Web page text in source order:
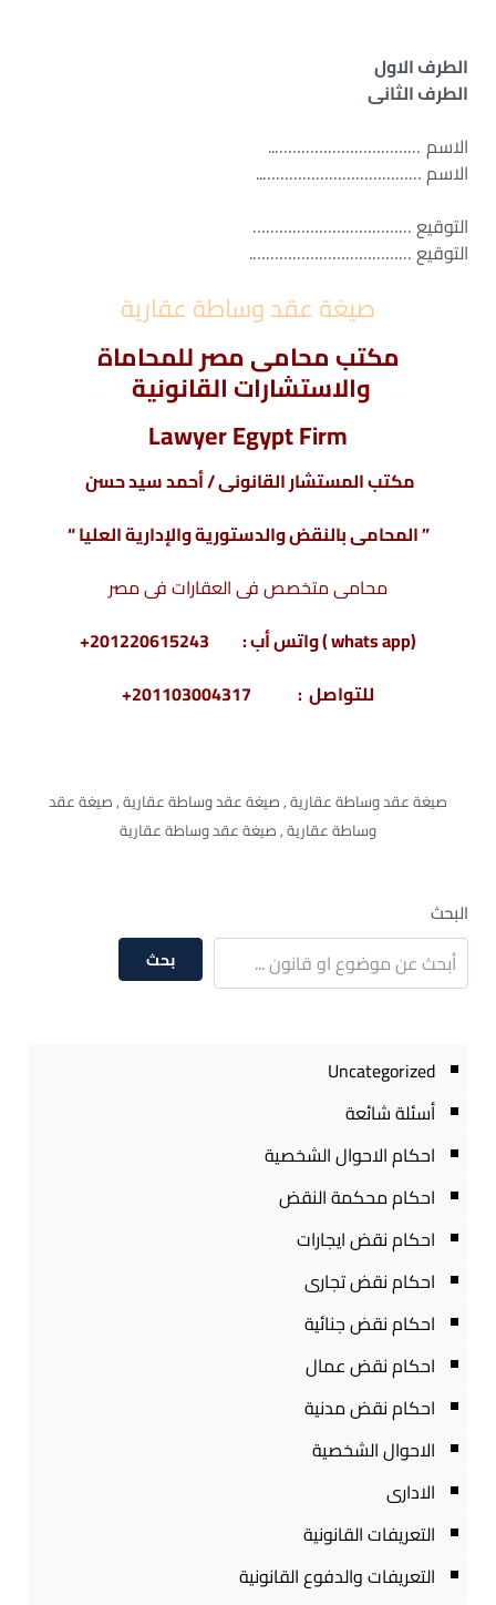
الطرف الاول
الطرف الثانى
الاسم ……………………………..
الاسم ………………………………..
التوقيع ………………………………
التوقيع ……………………………….
صيغة عقد وساطة عقارية
مكتب محامى مصر للمحاماة
والاستشارات القانونية
Lawyer Egypt Firm
مكتب المستشار القانونى / أحمد سيد حسن
” المحامى بالنقض والدستورية والإدارية العليا “
محامى متخصص فىالعقاراتفى مصر
(whats app ) واتس أب : 201220615243+
للتواصل : 201103004317+
صيغة عقد وساطة عقارية , صيغة عقد وساطة عقارية , صيغة عقد
وساطة عقارية , صيغة عقد وساطة عقارية
البحث
بحث
Uncategorized
أسئلة شائعة
احكام الاحوال الشخصية
احكام محكمة النقض
احكام نقض ايجارات
احكام نقض تجارى
احكام نقض جنائية
احكام نقض عمال
احكام نقض مدنية
الاحوال الشخصية
الادارى
التعريفات القانونية
التعريفات والدفوع القانونية